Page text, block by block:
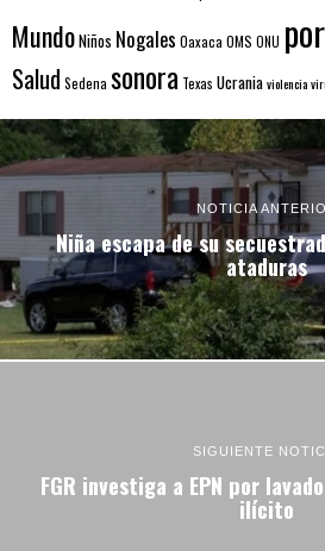
MundoNiños Nogales Oaxaca OMS ONU
Salud Sedena sonora Texas Ucraniaviolencia
NOTICIA
Niña escapa de su
ataduras
SIGUIENTE
FGR investiga a EPN por
ilícito